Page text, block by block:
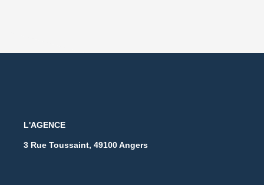
L'AGENCE
3 Rue Toussaint, 49100 Angers